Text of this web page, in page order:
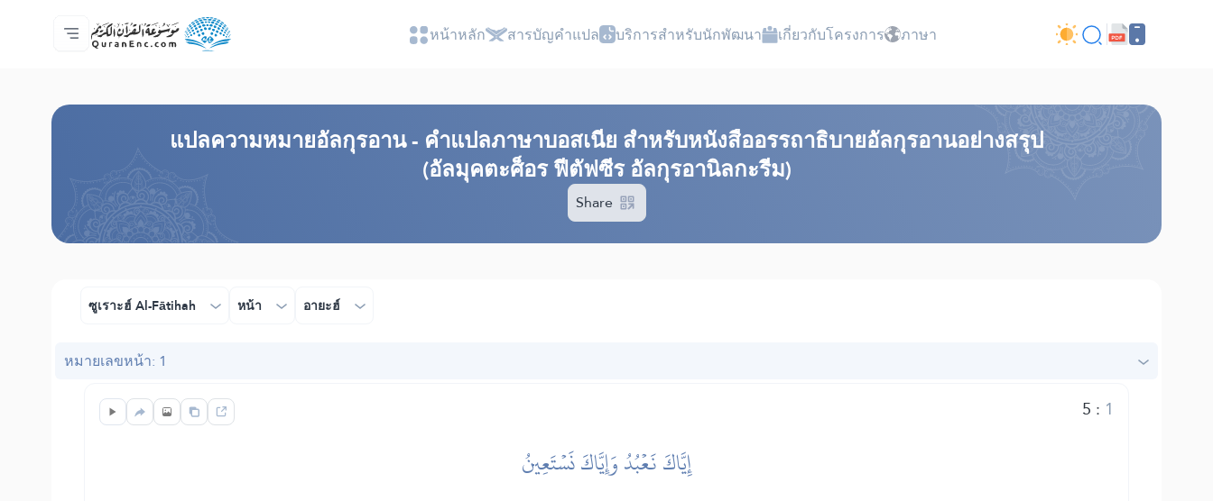
หน้าหลัก
สารบัญ​คำแปล
Audio
บริการสำหรับนักพัฒนา - API
เกี่ยวกับโครงการ
ติดต่อเรา
ภาษา หน้าหลัก สารบัญ​คำแปล บริการสำหรับนักพัฒนา เกี่ยวกับโครงการ ภาษา
แปล​ความหมาย​อัลกุรอาน​ - คำแปลภาษาบอสเนีย สำหรับหนังสืออรรถาธิบายอัลกุรอานอย่างสรุป
(อัลมุคตะศ็อร ฟีตัฟซีร อัลกุรอานิลกะรีม)
Share
ซูเราะฮ์ Al-Fātihah หน้า อายะฮ์
หมายเลขหน้า: 1
5 : 1
إِيَّاكَ نَعۡبُدُ وَإِيَّاكَ نَسۡتَعِينُ